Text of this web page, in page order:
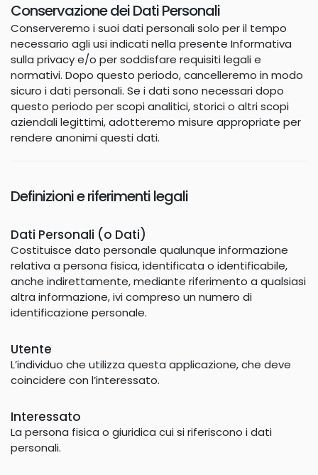
Conservazione deiDati Personali
Conserveremo i suoi dati personali solo per il tempo
necessario agli usi indicati nella presente Informativa
sulla privacy e/o per soddisfare requisiti legali e
normativi. Dopo questo periodo, cancelleremo in modo
sicuro i dati personali. Se i dati sono necessari dopo
questo periodo per scopi analitici, storici o altri scopi
aziendali legittimi, adotteremo misure appropriate per
rendere anonimi questi dati.
Definizioni e riferimenti legali
Dati Personali (o Dati)
Costituisce dato personale qualunque informazione
relativa a persona fisica, identificata o identificabile,
anche indirettamente, mediante riferimento a qualsiasi
altra informazione, ivi compreso un numero di
identificazione personale.
Utente
L’individuo che utilizza questa applicazione, che deve
coincidere con l’interessato.
Interessato
La persona fisica o giuridica cui si riferiscono i dati
personali.